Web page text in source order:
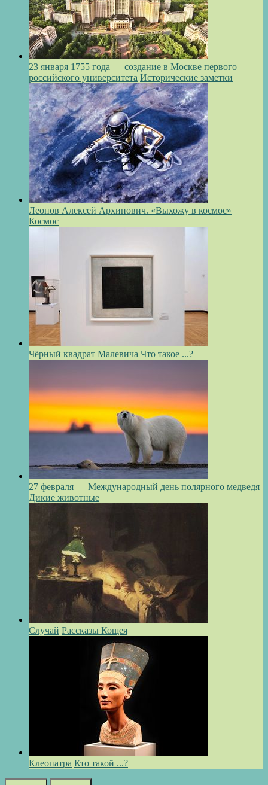
23 января 1755 года — создание в Москве первого
российского университета Исторические заметки
Леонов Алексей Архипович. «Выхожу в космос»
Космос
Чёрный квадрат Малевича Что такое ...?
27 февраля — Международный день полярного медведя
Дикие животные
Случай Рассказы Кощея
Клеопатра Кто такой ...?